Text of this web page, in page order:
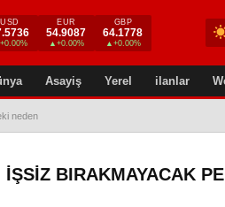
USD EUR
54.9087
▲+0.00%
GBP
64.1778
▲+0.00%
Asayiş Yerel ilanlar
neden
BIRAKMAYACAK